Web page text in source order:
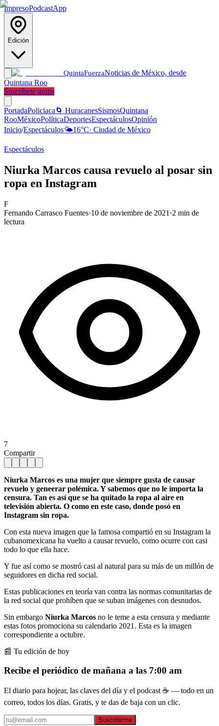
ImpresoPodcastApp
Edición
QuintaFuerzaNoticias de México, desde
Quintana Roo
Suscríbete gratis
PortadaPoliciaca 🌀 HuracanesSismosQuintana
RooMéxicoPolíticaDeportesEspectáculosOpinión
Inicio/Espectáculos🌤️16°C· Ciudad de México
Espectáculos
Niurka Marcos causa revuelo al posar sin
ropa en Instagram
F
Fernando Carrasco Fuentes·10 de noviembre de 2021 ·2 min de
lectura
7
Compartir
Niurka Marcos es una mujer que siempre gusta de causar
revuelo y geneerar polémica. Y sabemos que no le importa la
censura. Tan es así que se ha quitado la ropa al aire en
televisión abierta. O como en este caso, donde posó en
Instagram sin ropa.
Con esta nueva imagen que la famosa compartió en su Instagram la
cubanomexicana ha vuelto a causar revuelo, como ocurre con casi
todo lo que ella hace.
Y fue así como se mostró casi al natural para su más de un millón de
seguidores en dicha red social.
Estas publicaciones en teoría van contra las normas comunitarias de
la red social que prohíben que se suban imágenes con desnudos.
Sin embargo Niurka Marcos no le teme a esta censura y mediante
estas fotos promociona su calendario 2021. Esta es la imagen
correspondiente a octubre.
📰 Tu edición de hoy
Recibe el periódico de mañana a las 7:00 am
El diario para hojear, las claves del día y el podcast ☕ — todo en un
correo, todos los días. Gratis, y te das de baja con un clic.
Suscribirme